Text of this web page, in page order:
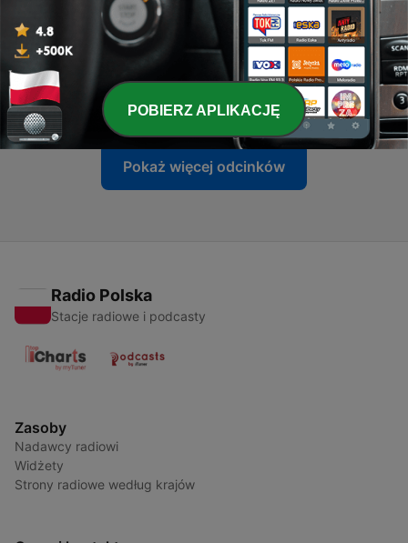
15 - Season 2 Episode 5: SONATAS
25 sie 2025
14 - Season 2 Episode 4: POLONAISES
05 lip 2025
Pokaż więcej odcinków
Radio Polska
Stacje radiowe i podcasty
Zasoby
Nadawcy radiowi
Widżety
Strony radiowe według krajów
POBIERZ APLIKACJĘ